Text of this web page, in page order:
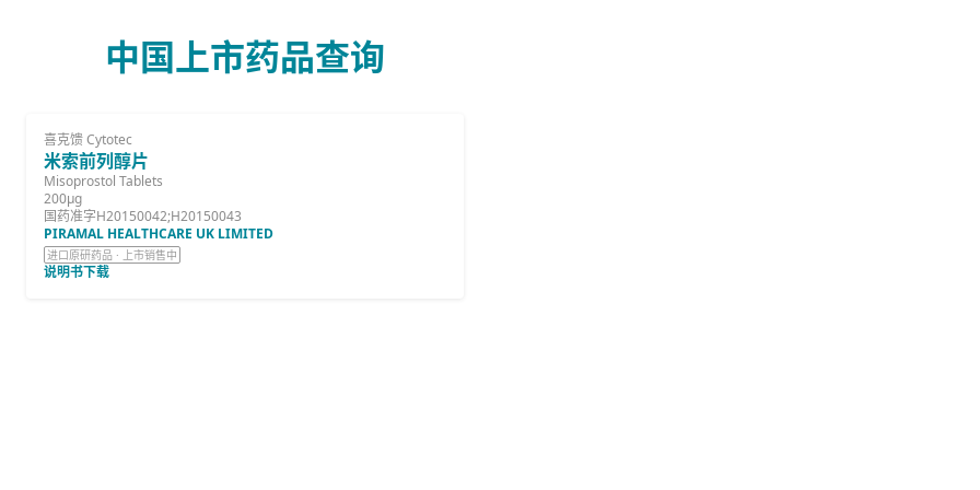
中国上市药品查询
喜克馈 Cytotec
米索前列醇片
Misoprostol Tablets
200µg
国药准字H20150042;H20150043
PIRAMAL HEALTHCARE UK LIMITED
进口原研药品 · 上市销售中
说明书下载